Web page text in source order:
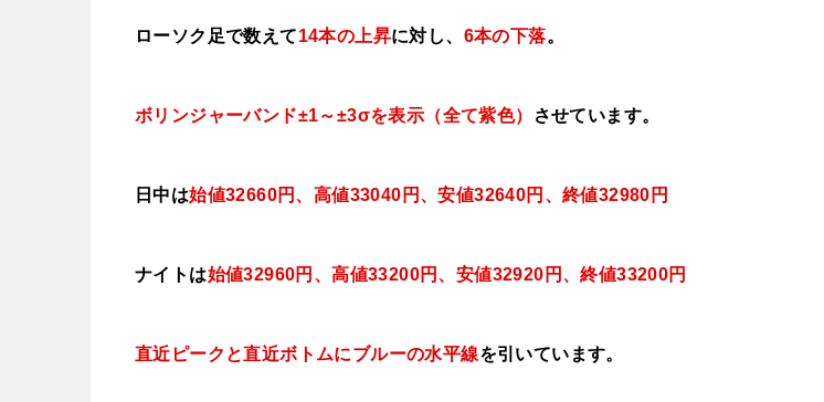
ローソク足で数えて14本の上昇に対し、 6本の下落。
ボリンジャーバンド±1～±3σを表示（全て紫色） させています。
日中は始値32660円、高値33040円、安値32640円、終値32980円
ナイトは始値32960円、高値33200円、安値32920 円、終値33200円
直近ピークと直近ボトムにブルーの水平線を引いています。